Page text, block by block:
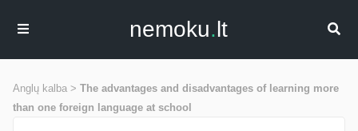
nemoku.lt
Anglų kalba > The advantages and disadvantages of learning more
than one foreign language at school